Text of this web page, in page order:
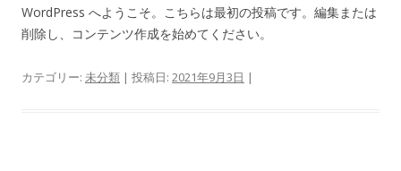
WordPress へようこそ。こちらは最初の投稿です。編集または
削除し、コンテンツ作成を始めてください。
カテゴリー: 未分類 | 投稿日: 2021年9月3日 |